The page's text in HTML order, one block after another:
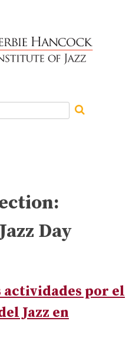
Day
actividades por el
Jazz en